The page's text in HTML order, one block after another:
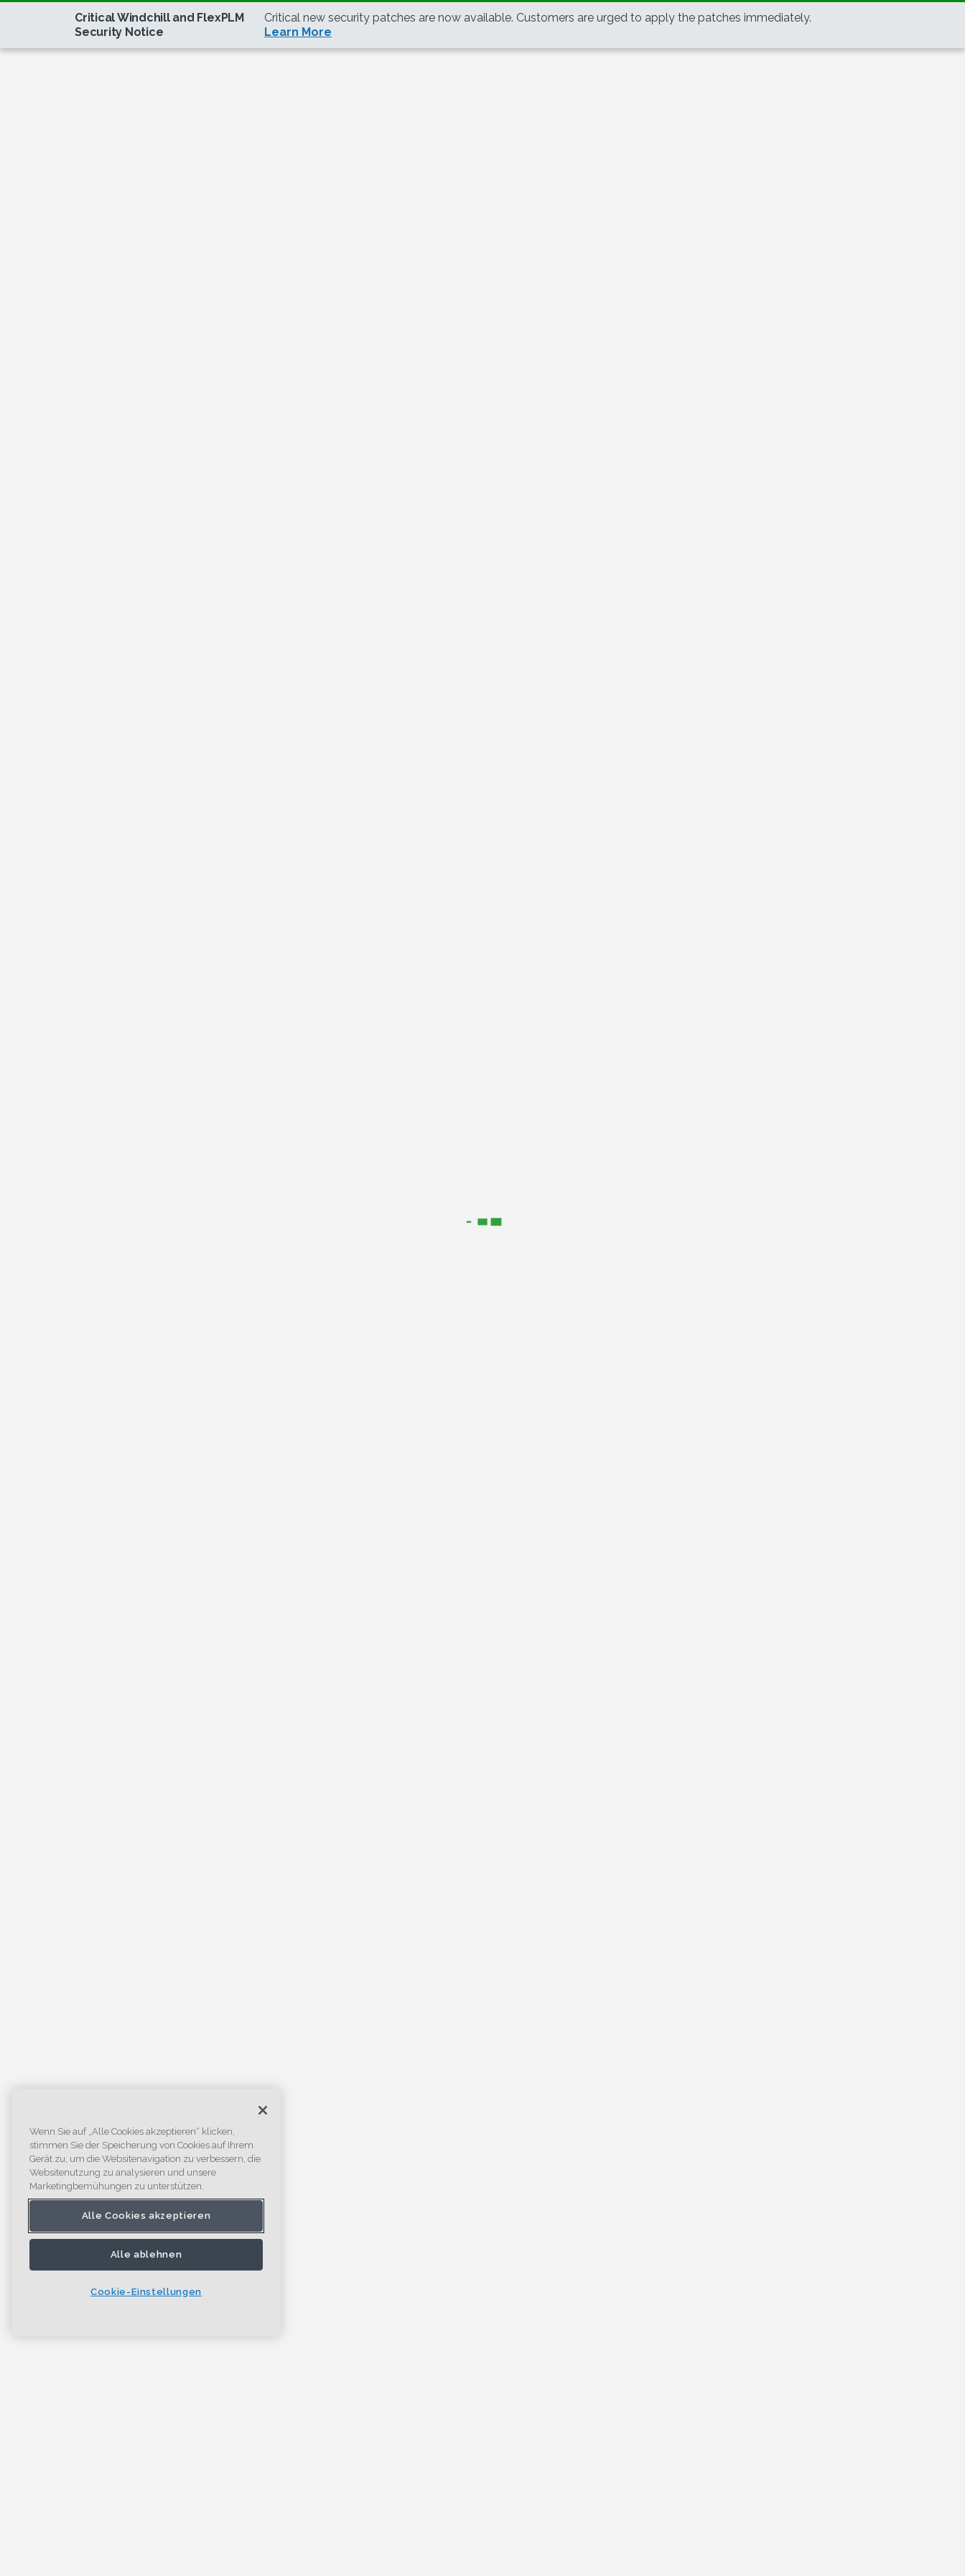
Wenn Sie auf „Alle Cookies akzeptieren“ klicken,
stimmen Sie der Speicherung von Cookies auf Ihrem
Gerät zu, um die Websitenavigation zu verbessern, die
Websitenutzung zu analysieren und unsere
Marketingbemühungen zu unterstützen.
Alle Cookies akzeptieren
Alle ablehnen
Cookie-Einstellungen